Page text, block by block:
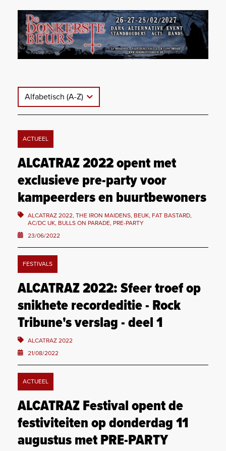
Alfabetisch (A-Z)
ACTUEEL
ALCATRAZ 2022 opent met
exclusieve pre-party voor
kampeerders en buurtbewoners
ALCATRAZ 2022, THE IRON MAIDENS, BEUK, FAT BASTARD,
AC/DC UK, BULLS ON PARADE, PRE-PARTY
23/06/2022
FESTIVALS
ALCATRAZ 2022: Sfeer troef op
snikhete recordeditie - Rock
Tribune's verslag - deel 1
ALCATRAZ 2022
21/08/2022
ACTUEEL
ALCATRAZ Festival opent de
festiviteiten op donderdag 11
augustus met PRE-PARTY